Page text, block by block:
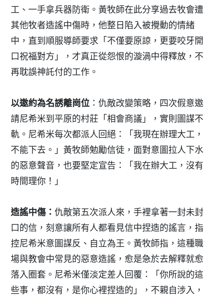
工、一手拿兵器防衛。黃牧師在此分享過去牧會遭
其他牧者造謠中傷時，他整日陷入被攪動的情緒
中，直到順服導師要求「不僅要原諒，更要咬牙開
口祝福對方」，才真正從怨恨的漩渦中得釋放，不
再耽誤神託付的工作。
以邀約為名誘離崗位 ：仇敵改變策略，四次假意邀
請尼希米到平原的村莊「相會商議」，實則圖謀不
軌。尼希米每次都派人回絕：「我現在辦理大工，
不能下去。」黃牧師勉勵信徒，面對意圖拉人下水
的惡意聲音，也要堅定宣告：「我在辦大工，沒有
時間理你！」
造謠中傷：仇敵第五次派人來，手裡拿著一封未封
口的信，刻意讓所有人都看見信中捏造的謠言，指
控尼希米意圖謀反、自立為王。黃牧師指，這種職
場與教會中常見的惡意造謠，愈是急於去解釋就愈
落入圈套。尼希米僅淡定差人回覆：「你所說的這
些事，都沒有，是你心裡捏造的」，不親自涉入，